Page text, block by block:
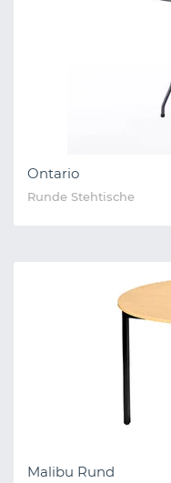
Ontario
Runde Stehtische
Malibu Rund